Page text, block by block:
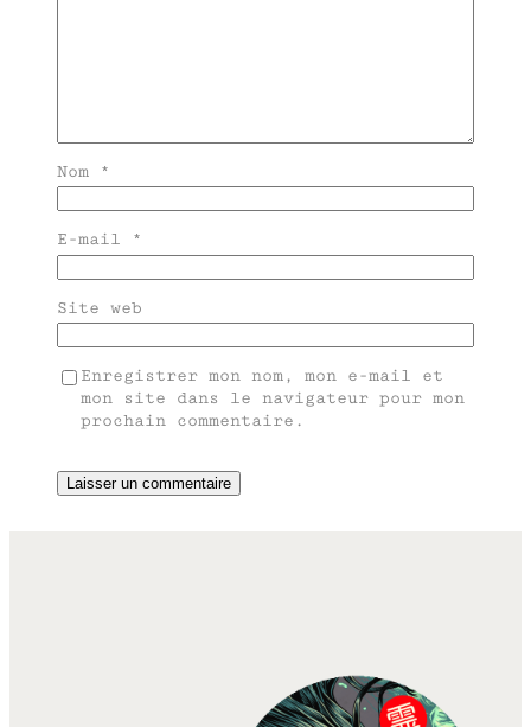
Nom *
E-mail *
Site web
Enregistrer mon nom, mon e-mail et
mon site dans le navigateur pour mon
prochain commentaire.